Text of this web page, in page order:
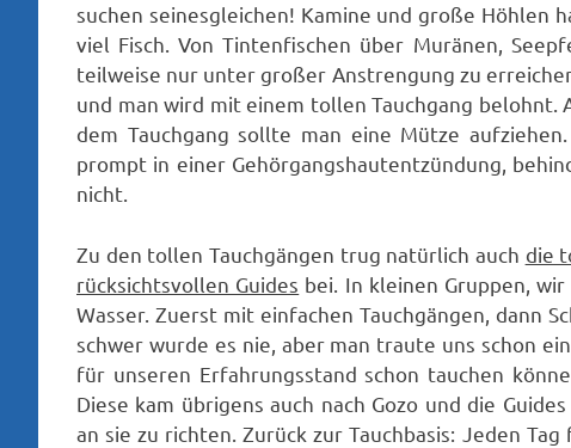
suchen seinesgleichen! Kamine und große Höhlen
viel Fisch. Von Tintenfischen über Muränen,
teilweise nur unter großer Anstrengung zu
und man wird mit einem tollen Tauchgang belohnt.
dem Tauchgang sollte man eine Mütze
prompt in einer Gehörgangshautentzündung,
nicht.
Zu den tollen Tauchgängen trug natürlich auch die
rücksichtsvollen Guides bei. In kleinen Gruppen,
Wasser. Zuerst mit einfachen Tauchgängen, dann
schwer wurde es nie, aber man traute uns schon
für unseren Erfahrungsstand schon tauchen
Diese kam übrigens auch nach Gozo und die
an sie zu richten. Zurück zur Tauchbasis: Jeden